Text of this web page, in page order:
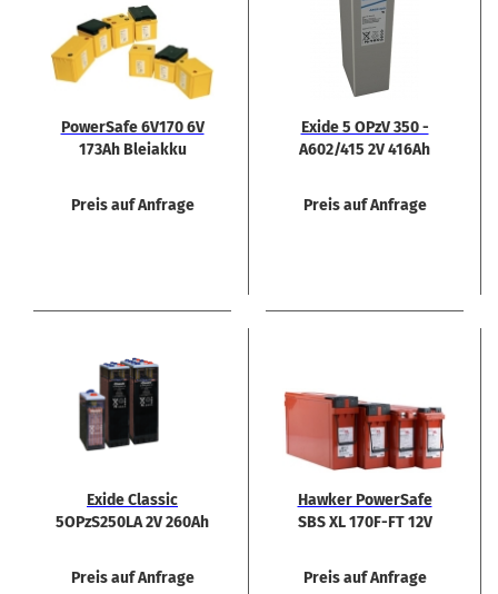
Power­Safe 6V170 6V
173Ah Blei­ak­ku
Preis auf Anfrage
Exide 5 OPzV 350 -
A602/415 2V 416Ah
Preis auf Anfrage
Exide Clas­sic
5OPzS250LA 2V 260Ah
Preis auf Anfrage
Hawker Power­Safe
SBS XL 170F-​FT 12V
Front­ter­mi­nal
Preis auf Anfrage